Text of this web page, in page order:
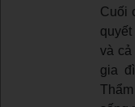
Cuối
và
gia